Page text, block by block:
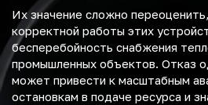
Их значение сложно
корректной работы этих
бесперебойность снабжения
промышленных объектов. Отказ
может привести к масштабным
остановкам в подаче ресурса и